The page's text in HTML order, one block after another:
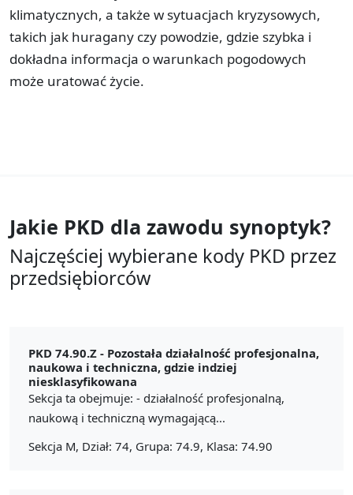
klimatycznych, a także w sytuacjach kryzysowych,
takich jak huragany czy powodzie, gdzie szybka i
dokładna informacja o warunkach pogodowych
może uratować życie.
Jakie PKD dla zawodu synoptyk?
Najczęściej wybierane kody PKD przez
przedsiębiorców
PKD 74.90.Z - Pozostała działalność profesjonalna,
naukowa i techniczna, gdzie indziej
niesklasyfikowana
Sekcja ta obejmuje: - działalność profesjonalną,
naukową i techniczną wymagającą...
Sekcja M, Dział: 74, Grupa: 74.9, Klasa: 74.90